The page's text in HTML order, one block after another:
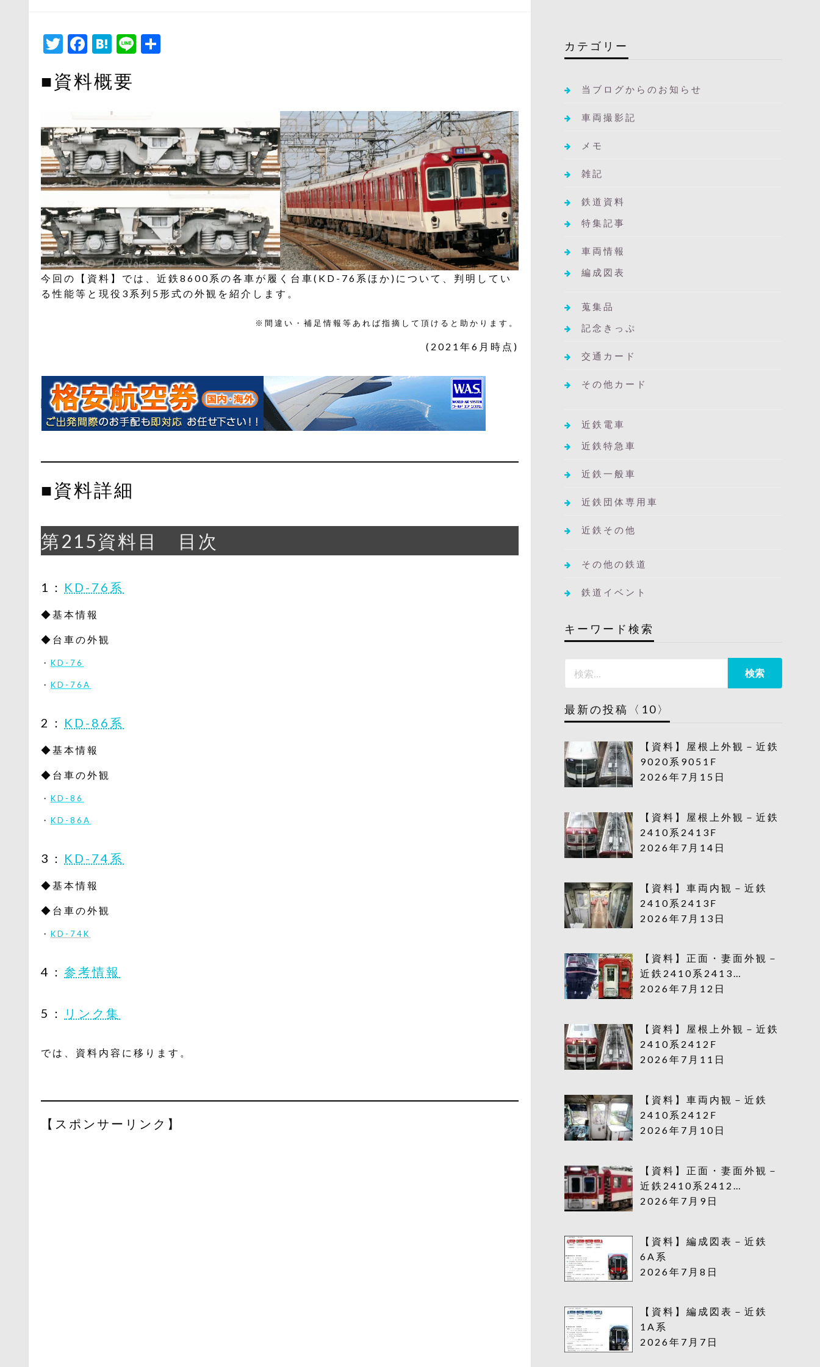
Twitter
Facebook
Hatena
Line
■資料概要
今回の【資料】では、近鉄8600系の各車が履く台車(KD-76系ほか)について、判明してい
る性能等と現役3系列5形式の外観を紹介します。
※間違い・補足情報等あれば指摘して頂けると助かります。
(2021年6月時点)
■資料詳細
第215資料目 目次
1： KD-76系
◆基本情報
◆台車の外観
・ KD-76
・ KD-76A
2： KD-86系
◆基本情報
◆台車の外観
・ KD-86
・ KD-86A
3： KD-74系
◆基本情報
◆台車の外観
・ KD-74K
4： 参考情報
5： リンク集
では、資料内容に移ります。
【スポンサーリンク】
カテゴリー
当ブログからのお知らせ
車両撮影記
メモ
雑記
鉄道資料
特集記事
車両情報
編成図表
蒐集品
記念きっぷ
交通カード
その他カード
近鉄電車
近鉄特急車
近鉄一般車
近鉄団体専用車
近鉄その他
その他の鉄道
鉄道イベント
キーワード検索
最新の投稿〈10〉
【資料】屋根上外観－近鉄
9020系9051F
2026年7月15日
【資料】屋根上外観－近鉄
2410系2413F
2026年7月14日
【資料】車両内観－近鉄
2410系2413F
2026年7月13日
【資料】正面・妻面外観－
近鉄2410系2413…
2026年7月12日
【資料】屋根上外観－近鉄
2410系2412F
2026年7月11日
【資料】車両内観－近鉄
2410系2412F
2026年7月10日
【資料】正面・妻面外観－
近鉄2410系2412…
2026年7月9日
【資料】編成図表－近鉄
6A系
2026年7月8日
【資料】編成図表－近鉄
1A系
2026年7月7日